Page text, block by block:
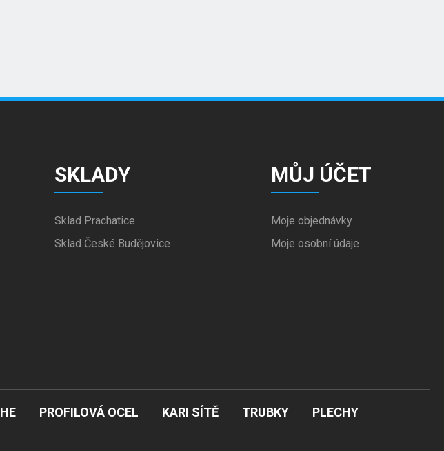
SKLADY
Sklad Prachatice
Sklad České Budějovice
MŮJ ÚČET
Moje objednávky
Moje osobní údaje
HE PROFILOVÁ OCEL KARI SÍTĚ TRUBKY
PLECHY